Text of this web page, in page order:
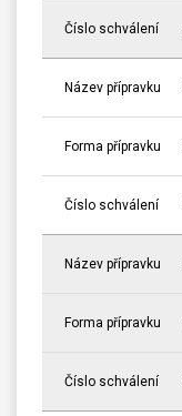
Číslo schválení
Název přípravku
Forma přípravku
Číslo schválení
Název přípravku
Forma přípravku
Číslo schválení